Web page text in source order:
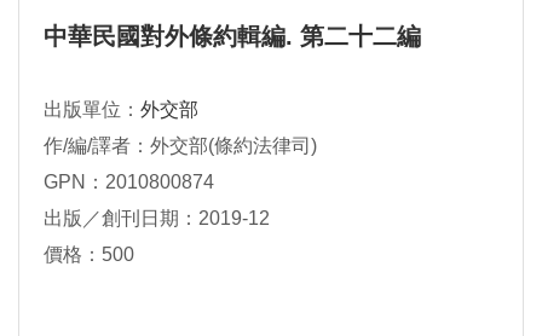
中華民國對外條約輯編. 第二十二編
出版單位： 外交部
作/編/譯者：外交部(條約法律司)
GPN：2010800874
出版／創刊日期：2019-12
價格：500